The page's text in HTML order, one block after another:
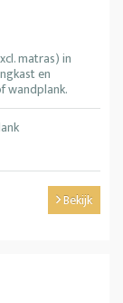
matras) in
en
wandplank.
Bekijk